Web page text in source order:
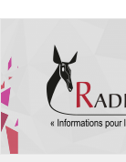
contenu
principal